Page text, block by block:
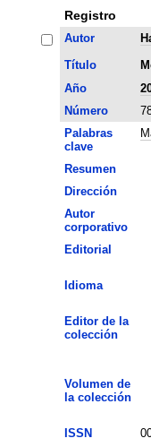
Registro
Autor
Título
Año
Número
Palabras
clave
Resumen
Dirección
Autor
corporativo
Editorial
Idioma
Editor de la
colección
Volumen de
la colección
ISSN